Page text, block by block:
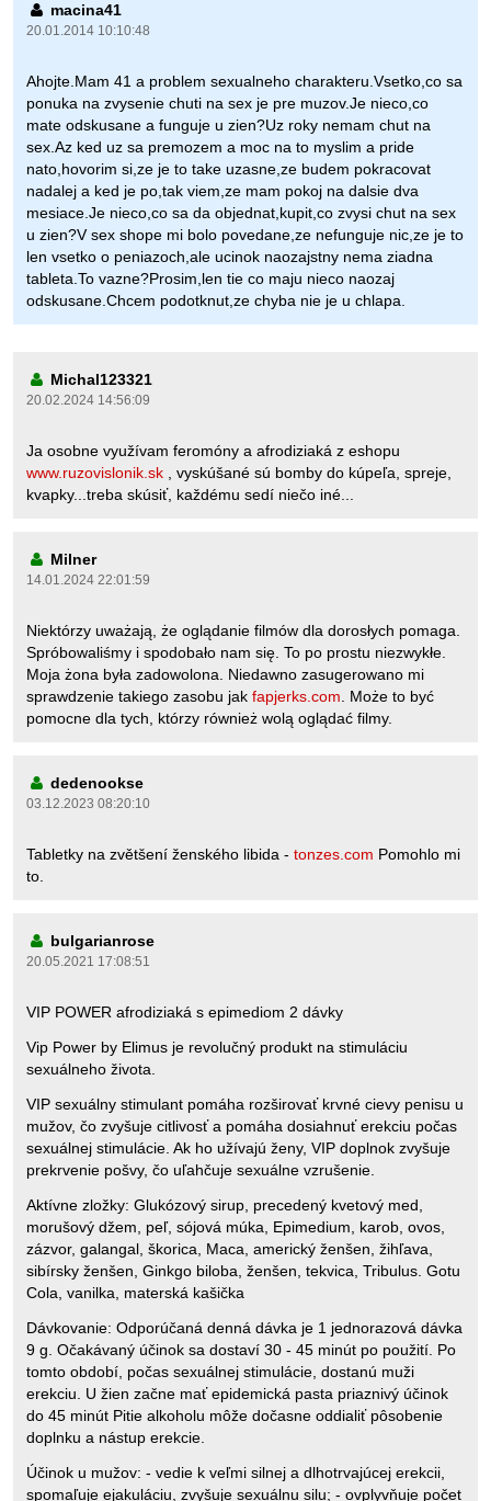
macina41
20.01.2014 10:10:48
Ahojte.Mam 41 a problem sexualneho charakteru.Vsetko,co sa
ponuka na zvysenie chuti na sex je pre muzov.Je nieco,co
mate odskusane a funguje u zien?Uz roky nemam chut na
sex.Az ked uz sa premozem a moc na to myslim a pride
nato,hovorim si,ze je to take uzasne,ze budem pokracovat
nadalej a ked je po,tak viem,ze mam pokoj na dalsie dva
mesiace.Je nieco,co sa da objednat,kupit,co zvysi chut na sex
u zien?V sex shope mi bolo povedane,ze nefunguje nic,ze je to
len vsetko o peniazoch,ale ucinok naozajstny nema ziadna
tableta.To vazne?Prosim,len tie co maju nieco naozaj
odskusane.Chcem podotknut,ze chyba nie je u chlapa.
Michal123321
20.02.2024 14:56:09
Ja osobne využívam feromóny a afrodiziaká z eshopu
www.ruzovislonik.sk , vyskúšané sú bomby do kúpeľa, spreje,
kvapky...treba skúsiť, každému sedí niečo iné...
Milner
14.01.2024 22:01:59
Niektórzy uważają, że oglądanie filmów dla dorosłych pomaga.
Spróbowaliśmy i spodobało nam się. To po prostu niezwykłe.
Moja żona była zadowolona. Niedawno zasugerowano mi
sprawdzenie takiego zasobu jak fapjerks.com . Może to być
pomocne dla tych, którzy również wolą oglądać filmy.
dedenookse
03.12.2023 08:20:10
Tabletky na zvětšení ženského libida - tonzes.com Pomohlo mi
to.
bulgarianrose
20.05.2021 17:08:51
VIP POWER afrodiziaká s epimediom 2 dávky
Vip Power by Elimus je revolučný produkt na stimuláciu
sexuálneho života.
VIP sexuálny stimulant pomáha rozširovať krvné cievy penisu u
mužov, čo zvyšuje citlivosť a pomáha dosiahnuť erekciu počas
sexuálnej stimulácie. Ak ho užívajú ženy, VIP doplnok zvyšuje
prekrvenie pošvy, čo uľahčuje sexuálne vzrušenie.
Aktívne zložky: Glukózový sirup, precedený kvetový med,
morušový džem, peľ, sójová múka, Epimedium, karob, ovos,
zázvor, galangal, škorica, Maca, americký ženšen, žihľava,
sibírsky ženšen, Ginkgo biloba, ženšen, tekvica, Tribulus. Gotu
Cola, vanilka, materská kašička
Dávkovanie: Odporúčaná denná dávka je 1 jednorazová dávka
9 g. Očakávaný účinok sa dostaví 30 - 45 minút po použití. Po
tomto období, počas sexuálnej stimulácie, dostanú muži
erekciu. U žien začne mať epidemická pasta priaznivý účinok
do 45 minút Pitie alkoholu môže dočasne oddialiť pôsobenie
doplnku a nástup erekcie.
Účinok u mužov: - vedie k veľmi silnej a dlhotrvajúcej erekcii,
spomaľuje ejakuláciu, zvyšuje sexuálnu silu; - ovplyvňuje počet